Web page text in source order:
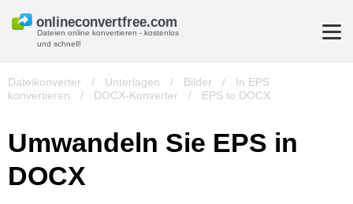
Dateien online konvertieren - kostenlos
und schnell!
Dateikonverter / Unterlagen / Bilder /
In EPS
konvertieren
/ DOCX-Konverter / EPS to DOCX
Umwandeln Sie EPS in
DOCX